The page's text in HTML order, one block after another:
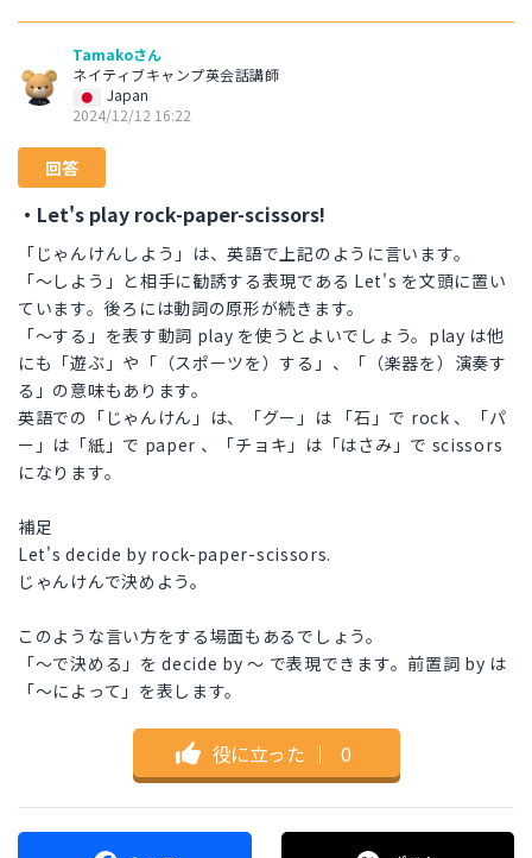
Tamakoさん
ネイティブキャンプ英会話講師
Japan
2024/12/12 16:22
回答
・Let's play rock-paper-scissors!
「じゃんけんしよう」は、英語で上記のように言います。
「～しよう」と相手に勧誘する表現である Let's を文頭に置い
ています。後ろには動詞の原形が続きます。
「～する」を表す動詞 play を使うとよいでしょう。play は他
にも「遊ぶ」や「（スポーツを）する」、「（楽器を）演奏す
る」の意味もあります。
英語での「じゃんけん」は、「グー」は 「石」で rock 、「パ
ー」は「紙」で paper 、「チョキ」は「はさみ」で scissors
になります。
補足
Let's decide by rock-paper-scissors.
じゃんけんで決めよう。
このような言い方をする場面もあるでしょう。
「～で決める」を decide by ～ で表現できます。前置詞 by は
「～によって」を表します。
役に立った ｜ 0